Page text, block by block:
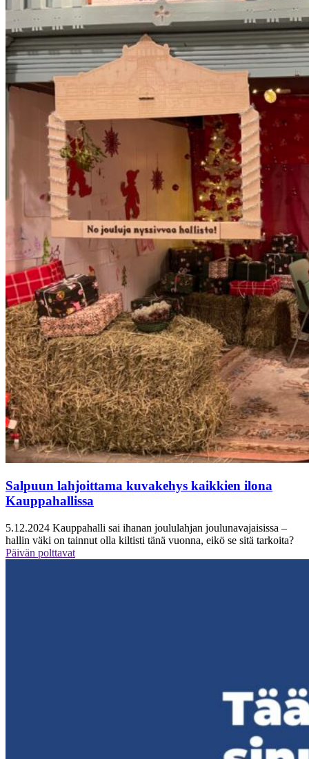
Salpuun lahjoittama kuvakehys kaikkien ilona
Kauppahallissa
5.12.2024 Kauppahalli sai ihanan joululahjan joulunavajaisissa –
hallin väki on tainnut olla kiltisti tänä vuonna, eikö se sitä tarkoita?
Päivän polttavat